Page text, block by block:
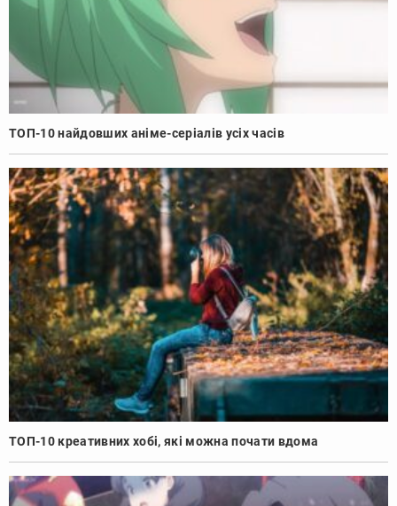
ТОП-10 найдовших аніме-серіалів усіх часів
ТОП-10 креативних хобі, які можна почати вдома